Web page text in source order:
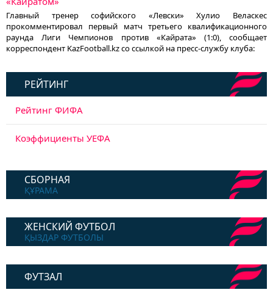
Главный тренер софийского «Левски» Хулио Веласкес
прокомментировал первый матч третьего квалификационного
раунда Лиги Чемпионов против «Кайрата» (1:0), сообщает
корреспондент KazFootball.kz со ссылкой на пресс-службу клуба:
РЕЙТИНГ
Рейтинг ФИФА
Коэффициенты УЕФА
СБОРНАЯ
ҚҰРАМА
ЖЕНСКИЙ ФУТБОЛ
ҚЫЗДАР ФУТБОЛЫ
ФУТЗАЛ